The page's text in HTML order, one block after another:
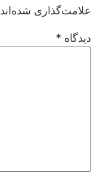
علامت‌گذاری شده‌اند
دیدگاه *